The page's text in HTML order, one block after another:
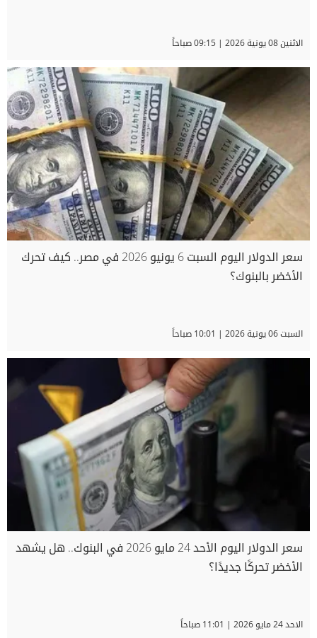
الاثنين 08 يونية 2026 | 09:15 صباحاً
سعر الدولار اليوم السبت 6 يونيو 2026 في مصر.. كيف تحرك
الأخضر بالبنوك؟
السبت 06 يونية 2026 | 10:01 صباحاً
سعر الدولار اليوم الأحد 24 مايو 2026 في البنوك.. هل يشهد
الأخضر تحركًا جديدًا؟
الاحد 24 مايو 2026 | 11:01 صباحاً